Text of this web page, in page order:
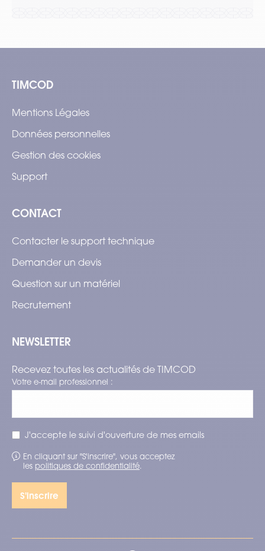
TIMCOD
Mentions Légales
Données personnelles
Gestion des cookies
Support
CONTACT
Contacter le support technique
Demander un devis
Question sur un matériel
Recrutement
NEWSLETTER
Recevez toutes les actualités de TIMCOD
Votre e-mail professionnel :
J'accepte le suivi d'ouverture de mes emails
En cliquant sur "S'inscrire", vous acceptez
les politiques de confidentialité.